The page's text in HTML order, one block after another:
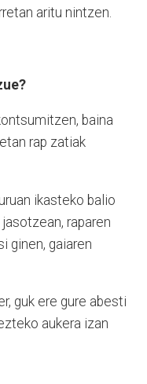
aritu nintzen.
baina
rap zatiak
ikasteko balio
raparen
ginen, gaiaren
guk ere gure abesti
aukera izan